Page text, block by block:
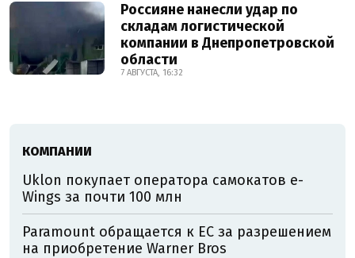
Россияне нанесли удар по
складам логистической
компании в Днепропетровской
области
7 АВГУСТА, 16:32
КОМПАНИИ
Uklon покупает оператора самокатов e-
Wings за почти 100 млн
Paramount обращается к ЕС за разрешением
на приобретение Warner Bros